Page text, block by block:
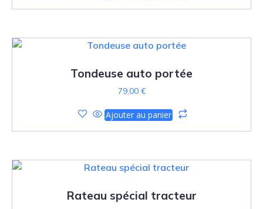
Tondeuse auto portée
79,00 €
Ajouter au panier
Rateau spécial tracteur